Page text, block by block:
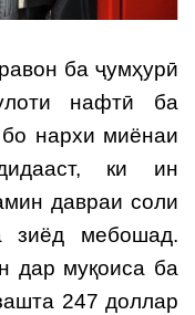
ба ҷумҳурӣ
нафтӣ ба
нархи миёнаи
ки ин
давраи соли
зиёд мебошад.
дар муқоиса ба
247 доллар